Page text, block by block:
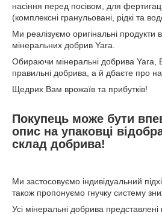
насіння перед посівом, для
(комплексні гранульовані, рідкі та
Ми реалізуємо оригінальні продукти
мінеральних добрив Yara.
Обираючи мінеральні добрива Yara,
правильні добрива, а й дбаєте про
Щедрих Вам врожаїв та прибутків!
Покупець може бути
опис на упаковці
склад добрива!
Ми застосовуємо індивідуальний
також пропонуємо гнучку систему
Усі мінеральні добрива представлені